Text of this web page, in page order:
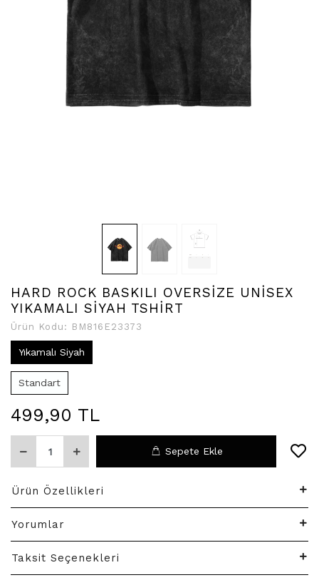
HARD ROCK BASKILI OVERSİZE UNİSEX
YIKAMALI SİYAH TSHİRT
Ürün Kodu: BM816E23373
Yıkamalı Siyah
Standart
499,90 TL
Sepete Ekle
Ürün Özellikleri
Yorumlar
Taksit Seçenekleri